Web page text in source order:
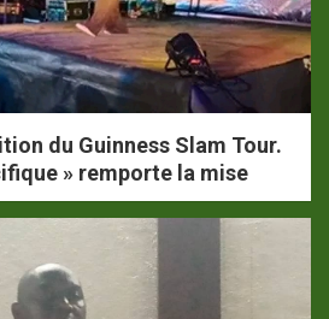
du Guinness Slam Tour.
» remporte la mise